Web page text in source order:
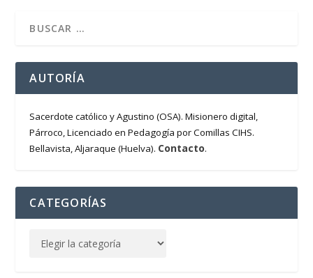
AUTORÍA
Sacerdote católico y Agustino (OSA). Misionero digital,
Párroco, Licenciado en Pedagogía por Comillas CIHS.
Bellavista, Aljaraque (Huelva). Contacto.
CATEGORÍAS